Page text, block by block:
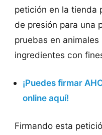
petición en la tienda
de presión para una
pruebas en
ingredientes con
¡Puedes firmar
online aquí!
Firmando esta